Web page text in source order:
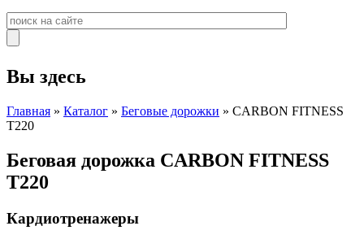
Вы здесь
Главная » Каталог » Беговые дорожки » CARBON FITNESS
T220
Беговая дорожка CARBON FITNESS
T220
Кардиотренажеры